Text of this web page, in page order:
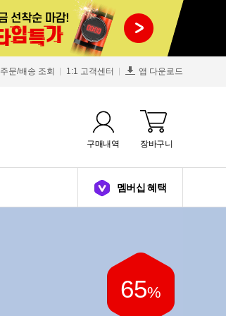
주문/배송 조회 1:1 고객센터 앱 다운로드
구매내역 장바구니
멤버십 혜택
33%
63%
50%
65%
앱토가
65%
50%
47%
46%
69%
50%
33%
63%